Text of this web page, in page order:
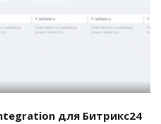
для Битрикс24